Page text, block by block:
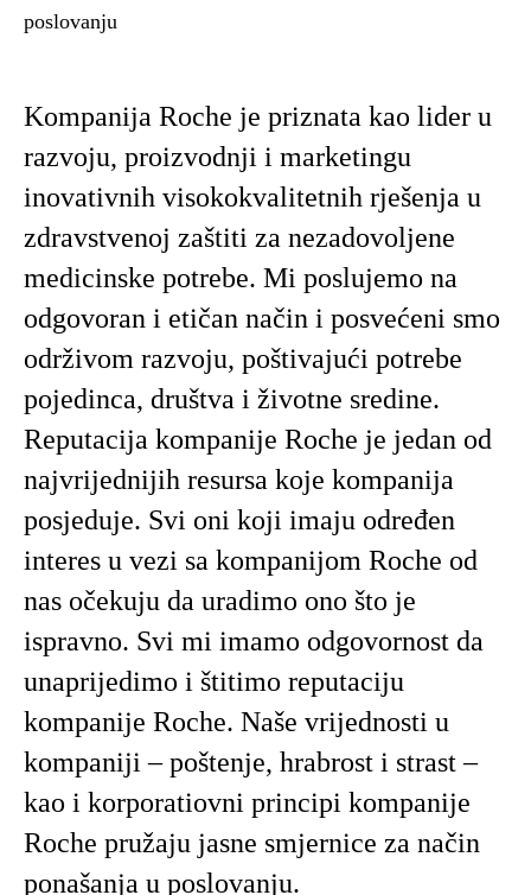
poslovanju
Kompanija Roche je priznata kao lider u
razvoju, proizvodnji i marketingu
inovativnih visokokvalitetnih rješenja u
zdravstvenoj zaštiti za nezadovoljene
medicinske potrebe. Mi poslujemo na
odgovoran i etičan način i posvećeni smo
održivom razvoju, poštivajući potrebe
pojedinca, društva i životne sredine.
Reputacija kompanije Roche je jedan od
najvrijednijih resursa koje kompanija
posjeduje. Svi oni koji imaju određen
interes u vezi sa kompanijom Roche od
nas očekuju da uradimo ono što je
ispravno. Svi mi imamo odgovornost da
unaprijedimo i štitimo reputaciju
kompanije Roche. Naše vrijednosti u
kompaniji – poštenje, hrabrost i strast –
kao i korporatiovni principi kompanije
Roche pružaju jasne smjernice za način
ponašanja u poslovanju.